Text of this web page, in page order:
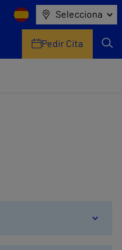
Selecciona
Pedir Cita